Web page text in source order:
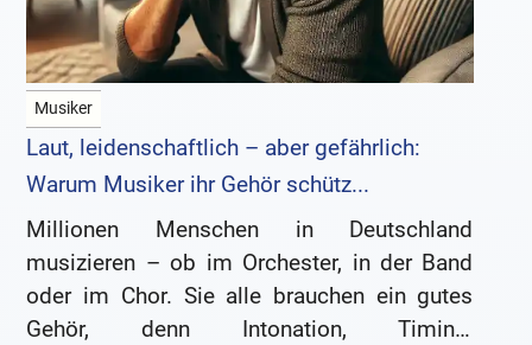
Musiker
Laut, leidenschaftlich – aber gefährlich:
Warum Musiker ihr Gehör schütz...
Millionen Menschen in Deutschland
musizieren – ob im Orchester, in der Band
oder im Chor. Sie alle brauchen ein gutes
Gehör, denn Intonation, Timing,